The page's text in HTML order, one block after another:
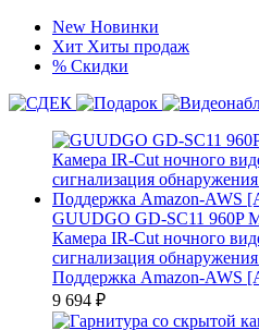
New Новинки
Хит Хиты продаж
% Скидки
GUUDGO GD-SC11 960P
Камера IR-Cut ночного
сигнализация
Поддержка Amazon-AWS
9 694 ₽